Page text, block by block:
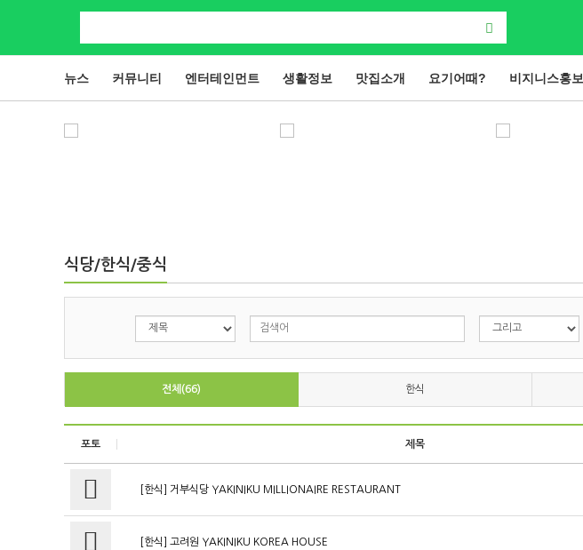
뉴스 커뮤니티 엔터테인먼트 생활정보 맛집소개 요기어때? 비지니스홍보
식당/한식/중식
전체(66) 한식
포토 제목
[한식] 거부식당 YAKINIKU MILLIONAIRE RESTAURANT
[한식] 고려원 YAKINIKU KOREA HOUSE